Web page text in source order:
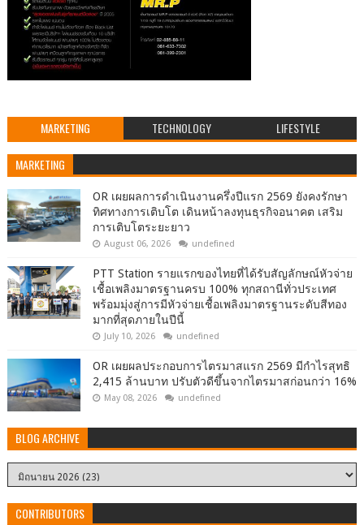
MARKETING TECHNOLOGY LIFESTYLE
MARKETING
OR เผยผลการดำเนินงานครึ่งปีแรก 2569 ยังคงรักษา
ทิศทางการเติบโต เดินหน้าลงทุนธุรกิจอนาคต เสริม
การเติบโตระยะยาว
August 06, 2026 undefined
PTT Station รายแรกของไทยที่ได้รับสัญลักษณ์หัวจ่าย
เชื้อเพลิงมาตรฐานครบ 100% ทุกสถานีทั่วประเทศ
พร้อมมุ่งสู่การมีหัวจ่ายเชื้อเพลิงมาตรฐานระดับสีทอง
มากที่สุดภายในปีนี้
July 10, 2026 undefined
OR เผยผลประกอบการไตรมาสแรก 2569 มีกำไรสุทธิ
2,415 ล้านบาท ปรับตัวดีขึ้นจากไตรมาสก่อนกว่า 16%
May 08, 2026 undefined
BLOG ARCHIVE
CONTRIBUTORS